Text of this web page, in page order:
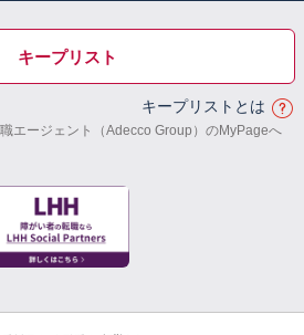
キープリスト
キープリストとは
エージェント（Adecco Group）のMyPageへ